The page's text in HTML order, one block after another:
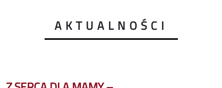
AKTUALNOŚCI